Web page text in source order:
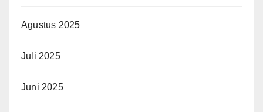
Agustus 2025
Juli 2025
Juni 2025